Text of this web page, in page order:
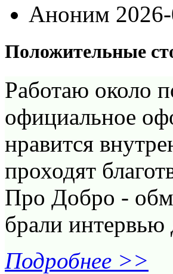
Аноним
Положительные
Работаю около
официальное
нравится
проходят
Про Добро -
брали интервью
Подробнее >>